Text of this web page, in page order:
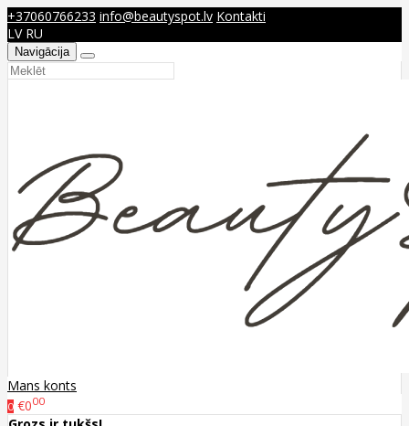
+37060766233 info@beautyspot.lv Kontakti
LV RU
Navigācija
Mans konts
0 €000